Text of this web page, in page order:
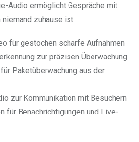
Audio ermöglicht Gespräche mit
niemand zuhause ist.
für gestochen scharfe Aufnahmen
zur präzisen Überwachung
für Paketüberwachung aus der
zur Kommunikation mit Besuchern
für Benachrichtigungen und Live-